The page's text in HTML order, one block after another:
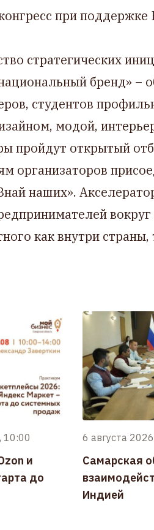
при
стратегических
бренд» –
студентов
модой,
пройдут открытый
организаторов
наших».
как внутри
10:00
и
до
6 августа 2026
Самарская
Индией